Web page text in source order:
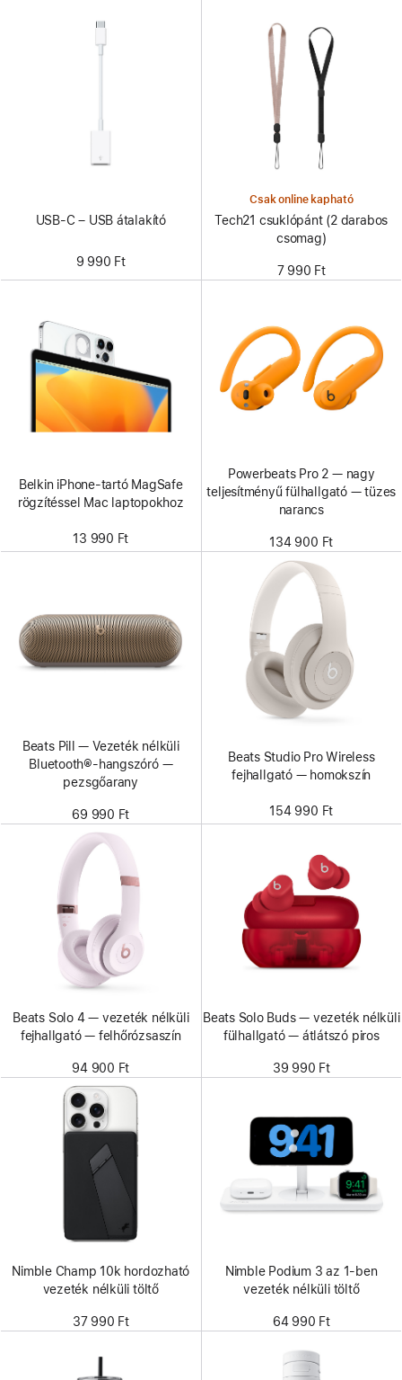
USB-C – USB átalakító
9 990 Ft
Csak online kapható
Tech21 csuklópánt (2 darabos
csomag)
7 990 Ft
Belkin iPhone-tartó MagSafe
rögzítéssel Mac laptopokhoz
13 990 Ft
Powerbeats Pro 2 — nagy
teljesítményű fülhallgató — tüzes
narancs
134 900 Ft
Beats Pill — Vezeték nélküli
Bluetooth®-hangszóró —
pezsgőarany
69 990 Ft
Beats Studio Pro Wireless
fejhallgató — homokszín
154 990 Ft
Beats Solo 4 — vezeték nélküli
fejhallgató — felhőrózsaszín
94 900 Ft
Beats Solo Buds — vezeték nélküli
fülhallgató — átlátszó piros
39 990 Ft
Nimble Champ 10k hordozható
vezeték nélküli töltő
37 990 Ft
Nimble Podium 3 az 1-ben
vezeték nélküli töltő
64 990 Ft